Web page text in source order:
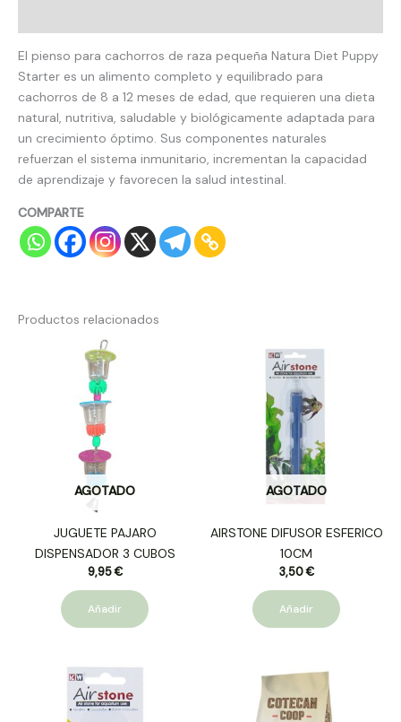
El pienso para cachorros de raza pequeña Natura Diet Puppy
Starter es un alimento completo y equilibrado para
cachorros de 8 a 12 meses de edad, que requieren una dieta
natural, nutritiva, saludable y biológicamente adaptada para
un crecimiento óptimo. Sus componentes naturales
refuerzan el sistema inmunitario, incrementan la capacidad
de aprendizaje y favorecen la salud intestinal.
COMPARTE
Productos relacionados
AGOTADO
JUGUETE PAJARO
DISPENSADOR 3 CUBOS
9,95€
Añadir
AGOTADO
AIRSTONE DIFUSOR ESFERICO
10CM
3,50€
Añadir